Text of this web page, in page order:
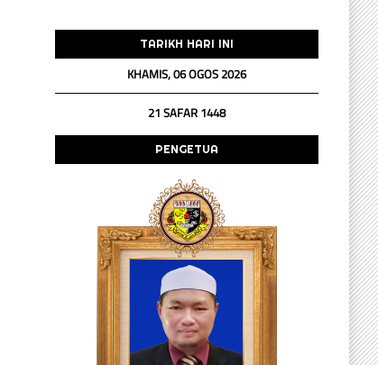
TARIKH HARI INI
KHAMIS, 06 OGOS 2026
21 SAFAR 1448
PENGETUA